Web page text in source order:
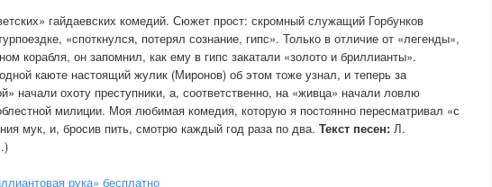
гайдаевских комедий. Сюжет прост: скромный служащий Горбунков
«споткнулся, потерял сознание, гипс». Только в отличие от «легенды»,
корабля, он запомнил, как ему в гипс закатали «золото и бриллианты».
каюте настоящий жулик (Миронов) об этом тоже узнал, и теперь за
начали охоту преступники, а, соответственно, на «живца» начали ловлю
милиции. Моя любимая комедия, которую я постоянно пересматривал «с
мук, и, бросив пить, смотрю каждый год раза по два. Текст песен: Л.
рука» бесплатно